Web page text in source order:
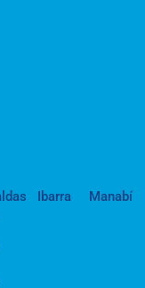
Ibarra
Manabí